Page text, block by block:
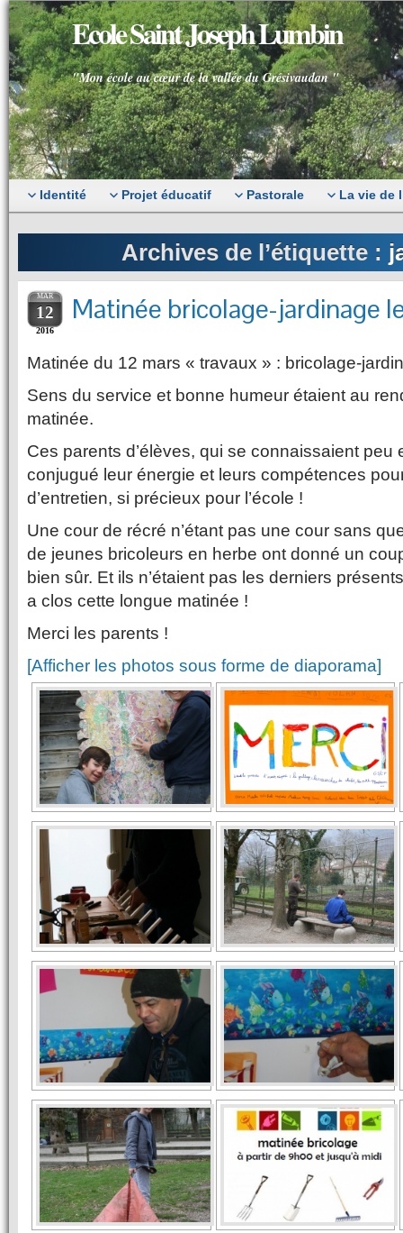
Ecole Saint Joseph Lumbin
"Mon école au cœur de la vallée du Grésivaudan "
Identité Projet éducatif Pastorale La vie de
Archives de l’étiquette :
MAR
12
2016
Matinée bricolage-jardinage
Matinée du 12 mars « travaux » : bricolage-
Sens du service et bonne humeur étaient au
matinée.
Ces parents d’élèves, qui se connaissaient peu
conjugué leur énergie et leurs compétences
d’entretien, si précieux pour l’école !
Une cour de récré n’étant pas une cour sans
de jeunes bricoleurs en herbe ont donné un
bien sûr. Et ils n’étaient pas les derniers
a clos cette longue matinée !
Merci les parents !
[Afficher les photos sous forme de diaporama]